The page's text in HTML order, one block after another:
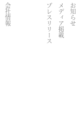
お知らせ
メディア掲載
プレスリリース
会社情報